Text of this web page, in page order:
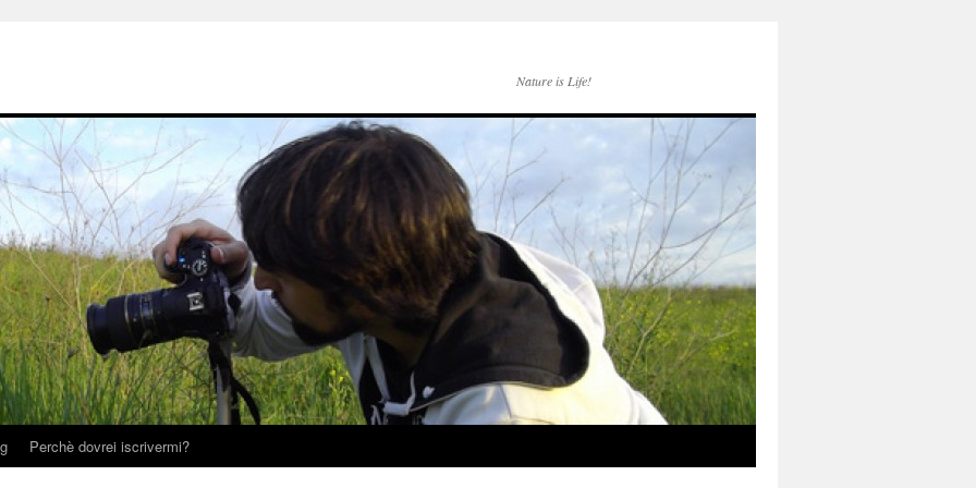
Nature is Life!
Perchè dovrei iscrivermi?